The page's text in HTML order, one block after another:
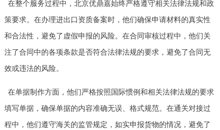
在整个服务过程中，北京优鼎嘉始终严格遵守相关法律法规和政
策要求。在办理进出口资质备案时，他们确保申请材料的真实性
和合法性，避免了虚假申报的风险。在合同审核过程中，他们关
注了合同中的各项条款是否符合法律法规的要求，避免了合同无
效或违法的风险。
在单据制作方面，他们严格按照国际惯例和相关法律法规的要求
填写单据，确保单据的内容准确无误、格式规范。在通关对接过
程中，他们遵守海关的监管规定，如实申报货物的情况，避免了